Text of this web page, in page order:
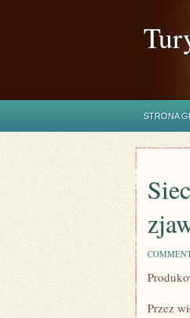
STRONA
Przez